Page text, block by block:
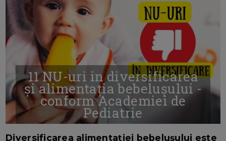
11 NU-uri in diversificarea
și alimentația bebelușului -
conform Academiei de
Pediatrie
Diversificarea alimentației bebelușului este